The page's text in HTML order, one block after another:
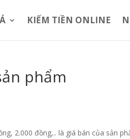
KIẾM TIỀN ONLINE
phẩm
2.000 đồng,.. là giá bán của sản